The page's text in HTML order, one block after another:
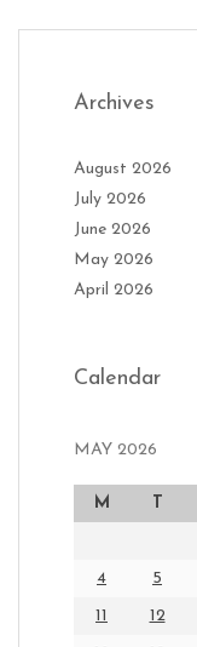
Archives
August 2026
July 2026
June 2026
May 2026
April 2026
Calendar
MAY 2026
M T
4 5
11 12